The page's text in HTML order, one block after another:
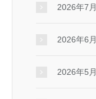
2026年7月
2026年6月
2026年5月